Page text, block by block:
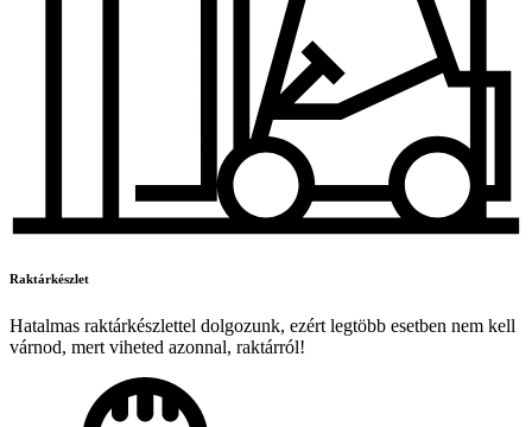
Raktárkészlet
Hatalmas raktárkészlettel dolgozunk, ezért legtöbb esetben nem kell
várnod, mert viheted azonnal, raktárról!